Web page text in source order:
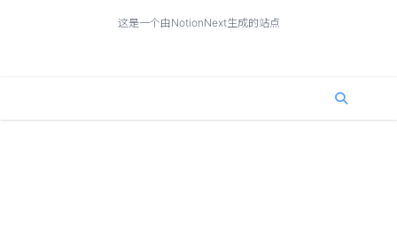
这是一个由NotionNext生成的站点